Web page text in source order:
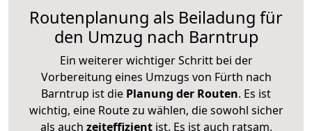
Routenplanung als Beiladung für
den Umzug nach Barntrup
Ein weiterer wichtiger Schritt bei der
Vorbereitung eines Umzugs von Fürth nach
Barntrup ist die Planung der Routen. Es ist
wichtig, eine Route zu wählen, die sowohl sicher
als auch zeiteffizientist. Es ist auch ratsam,